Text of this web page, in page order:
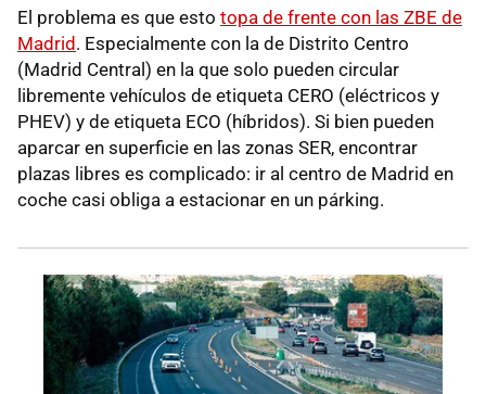
El problema es que esto topa de frente con las ZBE de
Madrid. Especialmente con la de Distrito Centro
(Madrid Central) en la que solo pueden circular
libremente vehículos de etiqueta CERO (eléctricos y
PHEV) y de etiqueta ECO (híbridos). Si bien pueden
aparcar en superficie en las zonas SER, encontrar
plazas libres es complicado: ir al centro de Madrid en
coche casi obliga a estacionar en un párking.